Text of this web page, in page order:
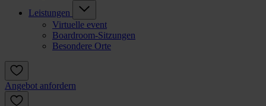
Leistungen
Virtuelle event
Boardroom-Sitzungen
Besondere Orte
Angebot anfordern